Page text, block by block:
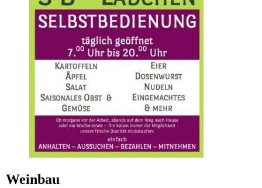
Weinbau